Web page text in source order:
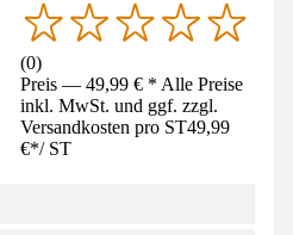
(0)
Preis — 49,99 € * Alle Preise
inkl. MwSt. und ggf. zzgl.
Versandkosten pro ST49,99
€*/ ST